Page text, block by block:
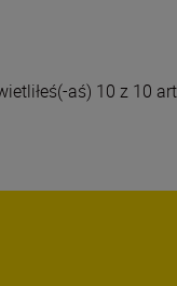
aś) 10 z 10